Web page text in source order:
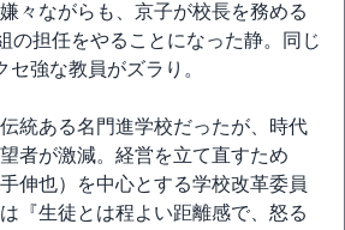
々ながらも、京子が校長を務める
の担任をやることになった静。同じ
強な教員がズラり。
統ある名門進学校だったが、時代
者が激減。経営を立て直すため
伸也）を中心とする学校改革委員
『生徒とは程よい距離感で、怒る